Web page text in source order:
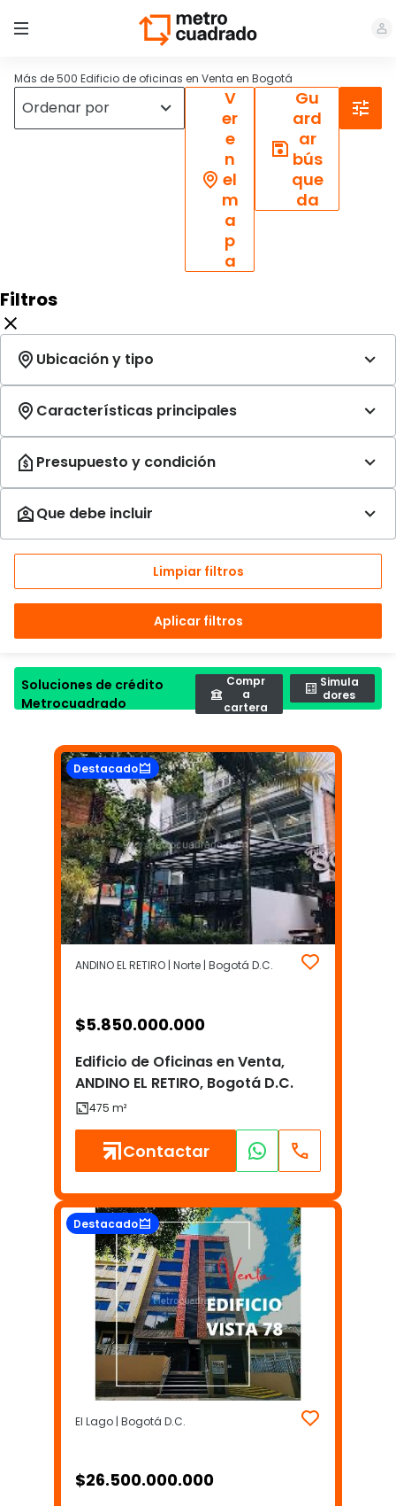
Más de 500 Edificio de oficinas en Venta en Bogotá
V
er
e
n
el
m
a
p
a
Gu
ard
ar
bús
que
da
Filtros
Limpiar filtros
Aplicar filtros
Soluciones de crédito
Metrocuadrado
Compr
a
cartera
Simula
dores
Destacado
ANDINO EL RETIRO | Norte | Bogotá D.C.
$5.850.000.000
Edificio de Oficinas en Venta,
ANDINO EL RETIRO, Bogotá D.C.
Contactar
Destacado
El Lago | Bogotá D.C.
$26.500.000.000